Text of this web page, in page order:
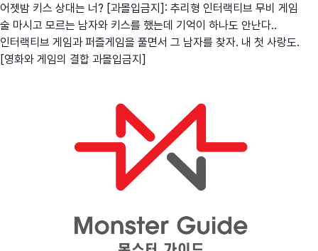
어젯밤 키스 상대는 너? [과몰입금지]: 추리형 인터랙티브 무비 게임
술 마시고 모르는 남자와 키스를 했는데 기억이 하나도 안난다..
인터랙티브 게임과 퍼즐게임을 풀면서 그 남자를 찾자. 내 첫 사랑도.
[영화와 게임의 결합 과몰입금지]